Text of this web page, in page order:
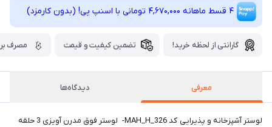
4 قسط ماهانه 4,670,000 تومانی با اسنپ ‌پی! (بدون کارمزد)
گارانتی از لحظه خرید! تضمین کیفیت و قیمت مصرف
معرفی دیدگاه‌ها
لوستر آشپزخانه و پذیرایی کد MAH_H_326- لوستر فوق مدرن آویزی 3 حلقه